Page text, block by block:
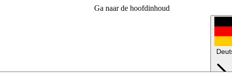
Ga naar de hoofdinhoud